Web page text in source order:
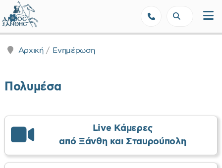
Αρχική Ενημέρωση
Πολυμέσα
Live Κάμερες
από Ξάνθη και Σταυρούπολη